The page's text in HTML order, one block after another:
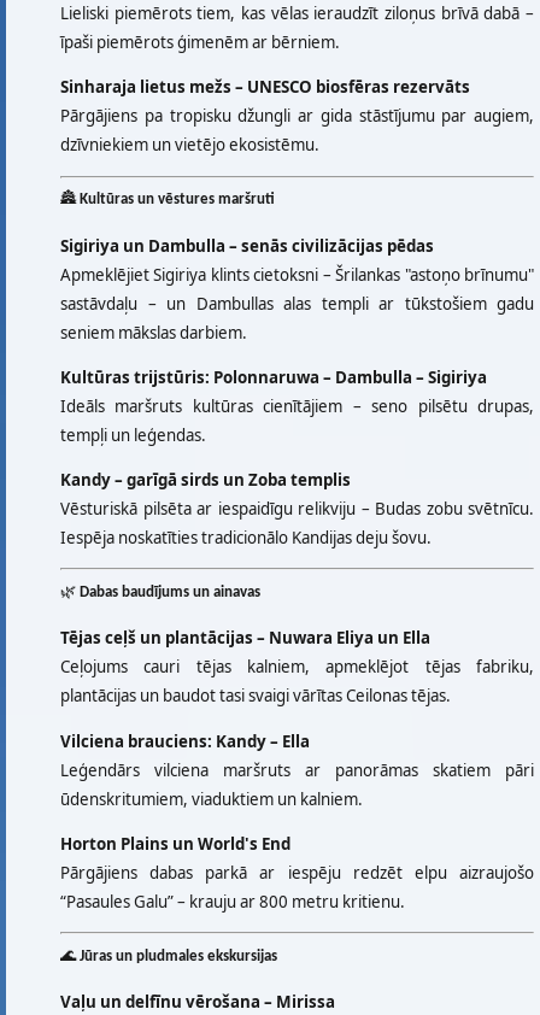
Lieliski piemērots tiem, kas vēlas ieraudzīt ziloņus brīvā dabā –
īpaši piemērots ģimenēm ar bērniem.
Sinharaja lietus mežs – UNESCO biosfēras rezervāts
Pārgājiens pa tropisku džungli ar gida stāstījumu par augiem,
dzīvniekiem un vietējo ekosistēmu.
🏯 Kultūras un vēstures maršruti
Sigiriya un Dambulla – senās civilizācijas pēdas
Apmeklējiet Sigiriya klints cietoksni – Šrilankas "astoņo brīnumu"
sastāvdaļu – un Dambullas alas templi ar tūkstošiem gadu
seniem mākslas darbiem.
Kultūras trijstūris: Polonnaruwa – Dambulla – Sigiriya
Ideāls maršruts kultūras cienītājiem – seno pilsētu drupas,
tempļi un leģendas.
Kandy – garīgā sirds un Zoba templis
Vēsturiskā pilsēta ar iespaidīgu relikviju – Budas zobu svētnīcu.
Iespēja noskatīties tradicionālo Kandijas deju šovu.
🌿 Dabas baudījums un ainavas
Tējas ceļš un plantācijas – Nuwara Eliya un Ella
Ceļojums cauri tējas kalniem, apmeklējot tējas fabriku,
plantācijas un baudot tasi svaigi vārītas Ceilonas tējas.
Vilciena brauciens: Kandy – Ella
Leģendārs vilciena maršruts ar panorāmas skatiem pāri
ūdenskritumiem, viaduktiem un kalniem.
Horton Plains un World's End
Pārgājiens dabas parkā ar iespēju redzēt elpu aizraujošo
“Pasaules Galu” – krauju ar 800 metru kritienu.
🌊Jūras un pludmales ekskursijas
Vaļu un delfīnu vērošana – Mirissa